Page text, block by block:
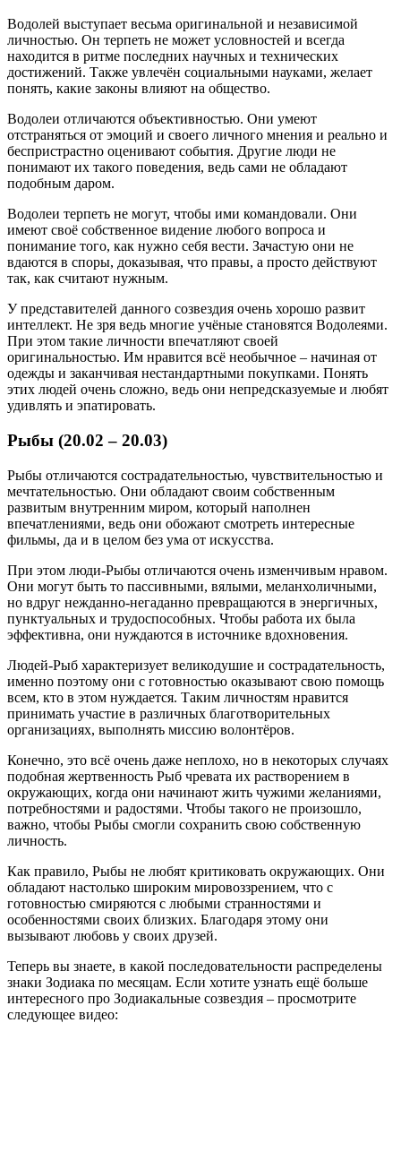
Водолей выступает весьма оригинальной и независимой
личностью. Он терпеть не может условностей и всегда
находится в ритме последних научных и технических
достижений. Также увлечён социальными науками, желает
понять, какие законы влияют на общество.
Водолеи отличаются объективностью. Они умеют
отстраняться от эмоций и своего личного мнения и реально и
беспристрастно оценивают события. Другие люди не
понимают их такого поведения, ведь сами не обладают
подобным даром.
Водолеи терпеть не могут, чтобы ими командовали. Они
имеют своё собственное видение любого вопроса и
понимание того, как нужно себя вести. Зачастую они не
вдаются в споры, доказывая, что правы, а просто действуют
так, как считают нужным.
У представителей данного созвездия очень хорошо развит
интеллект. Не зря ведь многие учёные становятся Водолеями.
При этом такие личности впечатляют своей
оригинальностью. Им нравится всё необычное – начиная от
одежды и заканчивая нестандартными покупками. Понять
этих людей очень сложно, ведь они непредсказуемые и любят
удивлять и эпатировать.
Рыбы (20.02 – 20.03)
Рыбы отличаются сострадательностью, чувствительностью и
мечтательностью. Они обладают своим собственным
развитым внутренним миром, который наполнен
впечатлениями, ведь они обожают смотреть интересные
фильмы, да и в целом без ума от искусства.
При этом люди-Рыбы отличаются очень изменчивым нравом.
Они могут быть то пассивными, вялыми, меланхоличными,
но вдруг нежданно-негаданно превращаются в энергичных,
пунктуальных и трудоспособных. Чтобы работа их была
эффективна, они нуждаются в источнике вдохновения.
Людей-Рыб характеризует великодушие и сострадательность,
именно поэтому они с готовностью оказывают свою помощь
всем, кто в этом нуждается. Таким личностям нравится
принимать участие в различных благотворительных
организациях, выполнять миссию волонтёров.
Конечно, это всё очень даже неплохо, но в некоторых случаях
подобная жертвенность Рыб чревата их растворением в
окружающих, когда они начинают жить чужими желаниями,
потребностями и радостями. Чтобы такого не произошло,
важно, чтобы Рыбы смогли сохранить свою собственную
личность.
Как правило, Рыбы не любят критиковать окружающих. Они
обладают настолько широким мировоззрением, что с
готовностью смиряются с любыми странностями и
особенностями своих близких. Благодаря этому они
вызывают любовь у своих друзей.
Теперь вы знаете, в какой последовательности распределены
знаки Зодиака по месяцам. Если хотите узнать ещё больше
интересного про Зодиакальные созвездия – просмотрите
следующее видео: